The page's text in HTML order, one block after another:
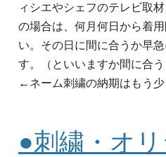
ィシエやシェフのテレビ取
の場合は、何月何日から着
い。その日に間に合うか早
す。（といいますか間に合
←ネーム刺繍の納期はもう少
●刺繍・オ